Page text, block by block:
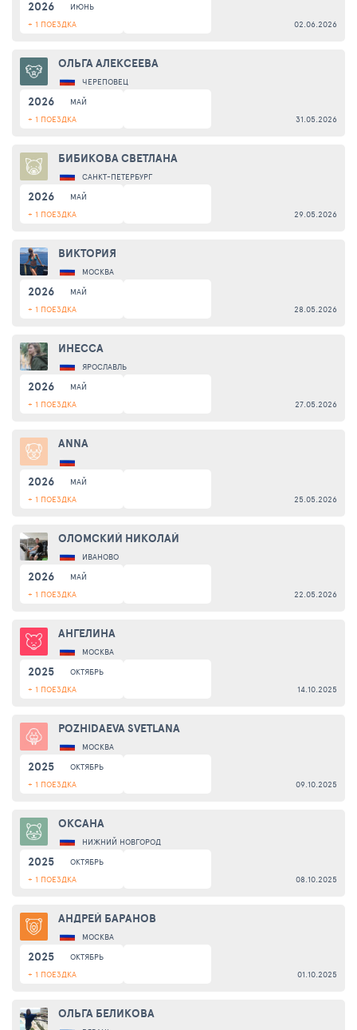
2026
ИЮНЬ
+ 1 ПОЕЗДКА
02.06.2026
ОЛЬГА АЛЕКСЕЕВА
ЧЕРЕПОВЕЦ
2026
МАЙ
+ 1 ПОЕЗДКА
31.05.2026
БИБИКОВА СВЕТЛАНА
САНКТ-ПЕТЕРБУРГ
2026
МАЙ
+ 1 ПОЕЗДКА
29.05.2026
ВИКТОРИЯ
МОСКВА
2026
МАЙ
+ 1 ПОЕЗДКА
28.05.2026
ИНЕССА
ЯРОСЛАВЛЬ
2026
МАЙ
+ 1 ПОЕЗДКА
27.05.2026
ANNA
2026
МАЙ
+ 1 ПОЕЗДКА
25.05.2026
ОЛОМСКИЙ НИКОЛАЙ
ИВАНОВО
2026
МАЙ
+ 1 ПОЕЗДКА
22.05.2026
АНГЕЛИНА
МОСКВА
2025
ОКТЯБРЬ
+ 1 ПОЕЗДКА
14.10.2025
POZHIDAEVA SVETLANA
МОСКВА
2025
ОКТЯБРЬ
+ 1 ПОЕЗДКА
09.10.2025
ОКСАНА
НИЖНИЙ НОВГОРОД
2025
ОКТЯБРЬ
+ 1 ПОЕЗДКА
08.10.2025
АНДРЕЙ БАРАНОВ
МОСКВА
2025
ОКТЯБРЬ
+ 1 ПОЕЗДКА
01.10.2025
ОЛЬГА БЕЛИКОВА